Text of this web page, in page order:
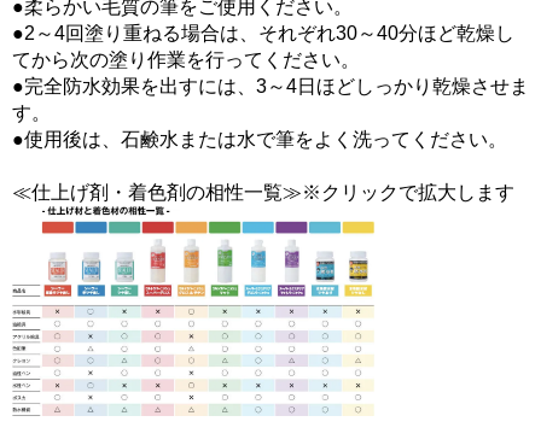
●柔らかい毛質の筆をご使用ください。
●2～4回塗り重ねる場合は、それぞれ30～40分ほど乾燥し
てから次の塗り作業を行ってください。
●完全防水効果を出すには、3～4日ほどしっかり乾燥させま
す。
●使用後は、石鹸水または水で筆をよく洗ってください。
≪仕上げ剤・着色剤の相性一覧≫※クリックで拡大します